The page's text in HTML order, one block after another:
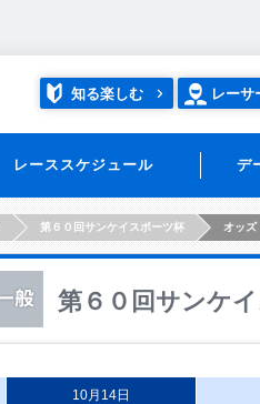
知る楽しむ レーサ
レーススケジュール デ
第６０回サンケイスポーツ杯 オッズ
第６０回サンケ
10月14日